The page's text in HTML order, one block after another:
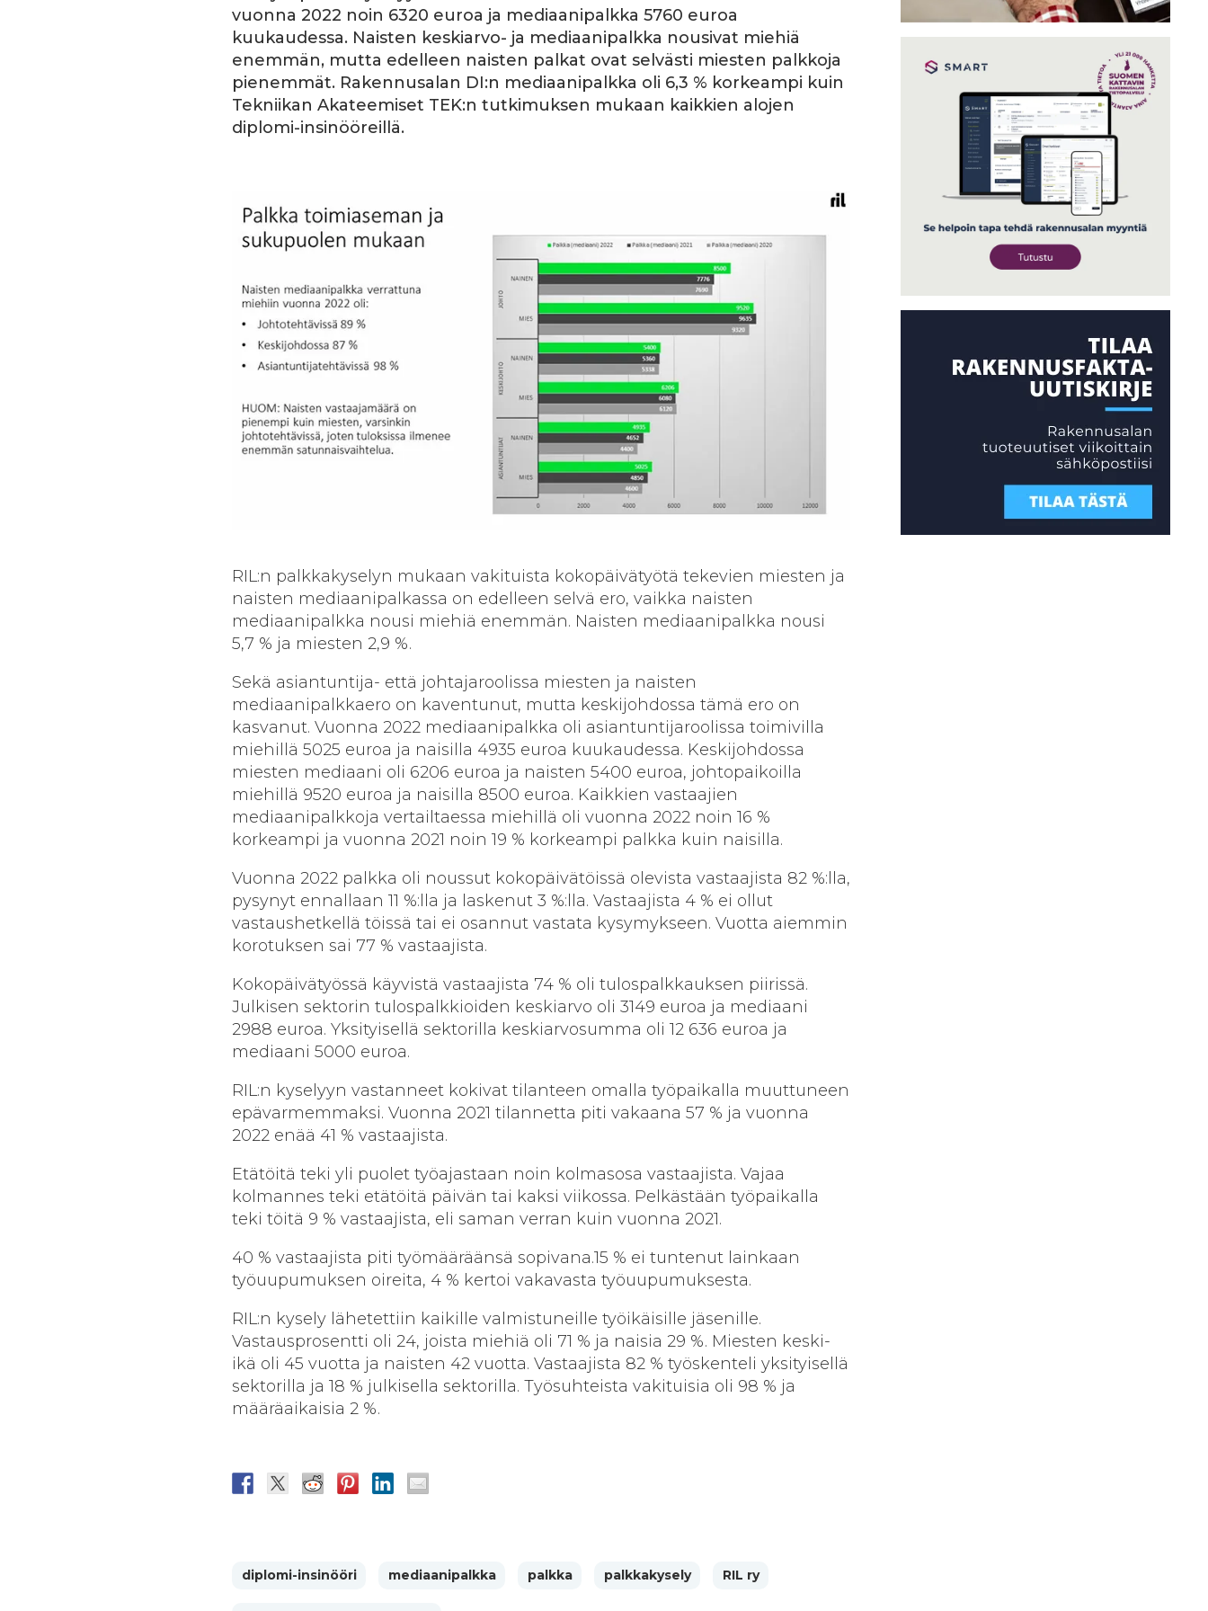
vuonna 2022 noin 6320 euroa ja mediaanipalkka 5760 euroa
kuukaudessa. Naisten keskiarvo- ja mediaanipalkka nousivat miehiä
enemmän, mutta edelleen naisten palkat ovat selvästi miesten palkkoja
pienemmät. Rakennusalan DI:n mediaanipalkka oli 6,3 % korkeampi kuin
Tekniikan Akateemiset TEK:n tutkimuksen mukaan kaikkien alojen
diplomi-insinööreillä.
RIL:n palkkakyselyn mukaan vakituista kokopäivätyötä tekevien miesten ja
naisten mediaanipalkassa on edelleen selvä ero, vaikka naisten
mediaanipalkka nousi miehiä enemmän. Naisten mediaanipalkka nousi
5,7 % ja miesten 2,9 %.
Sekä asiantuntija- että johtajaroolissa miesten ja naisten
mediaanipalkkaero on kaventunut, mutta keskijohdossa tämä ero on
kasvanut. Vuonna 2022 mediaanipalkka oli asiantuntijaroolissa toimivilla
miehillä 5025 euroa ja naisilla 4935 euroa kuukaudessa. Keskijohdossa
miesten mediaani oli 6206 euroa ja naisten 5400 euroa, johtopaikoilla
miehillä 9520 euroa ja naisilla 8500 euroa. Kaikkien vastaajien
mediaanipalkkoja vertailtaessa miehillä oli vuonna 2022 noin 16 %
korkeampi ja vuonna 2021 noin 19 % korkeampi palkka kuin naisilla.
Vuonna 2022 palkka oli noussut kokopäivätöissä olevista vastaajista 82 %:lla,
pysynyt ennallaan 11 %:lla ja laskenut 3 %:lla. Vastaajista 4 % ei ollut
vastaushetkellä töissä tai ei osannut vastata kysymykseen. Vuotta aiemmin
korotuksen sai 77 % vastaajista.
Kokopäivätyössä käyvistä vastaajista 74 % oli tulospalkkauksen piirissä.
Julkisen sektorin tulospalkkioiden keskiarvo oli 3149 euroa ja mediaani
2988 euroa. Yksityisellä sektorilla keskiarvosumma oli 12 636 euroa ja
mediaani 5000 euroa.
RIL:n kyselyyn vastanneet kokivat tilanteen omalla työpaikalla muuttuneen
epävarmemmaksi. Vuonna 2021 tilannetta piti vakaana 57 % ja vuonna
2022 enää 41 % vastaajista.
Etätöitä teki yli puolet työajastaan noin kolmasosa vastaajista. Vajaa
kolmannes teki etätöitä päivän tai kaksi viikossa. Pelkästään työpaikalla
teki töitä 9 % vastaajista, eli saman verran kuin vuonna 2021.
40 % vastaajista piti työmääräänsä sopivana.15 % ei tuntenut lainkaan
työuupumuksen oireita, 4 % kertoi vakavasta työuupumuksesta.
RIL:n kysely lähetettiin kaikille valmistuneille työikäisille jäsenille.
Vastausprosentti oli 24, joista miehiä oli 71 % ja naisia 29 %. Miesten keski-
ikä oli 45 vuotta ja naisten 42 vuotta. Vastaajista 82 % työskenteli yksityisellä
sektorilla ja 18 % julkisella sektorilla. Työsuhteista vakituisia oli 98 % ja
määräaikaisia 2 %.
diplomi-insinööri mediaanipalkka palkka palkkakysely RIL ry